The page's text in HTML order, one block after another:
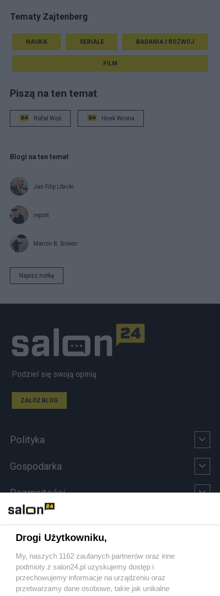
Tematy Zajtenberg
NAUKA SERIALE BADANIA I ROZWÓJ
FILM
Piszą na ten temat
Rafał Woś Hirek Wrona
Blogi na ten temat
Jan Filip Libicki
report
Marcin B. Brixen
Napisz notkę
Podziel się swoją opinią
ZAŁÓŻ BLOG
Polityka
Gospodarka
Rozmaitości
Sport
Społeczeństwo
Drogi Użytkowniku,
My, naszych 1162 zaufanych partnerów oraz inne
podmioty z salon24.pl uzyskujemy dostęp i
przechowujemy informacje na urządzeniu oraz
przetwarzamy dane osobowe, takie jak unikalne